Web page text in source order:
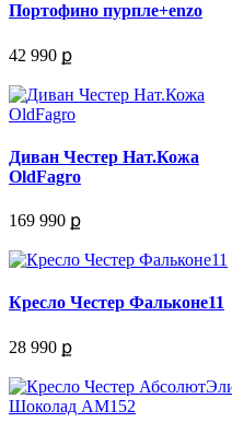
Портофино пурпле+enzo
42 990 ք
Диван Честер Нат.Кожа
OldFagro
169 990 ք
Кресло Честер Фальконе11
28 990 ք